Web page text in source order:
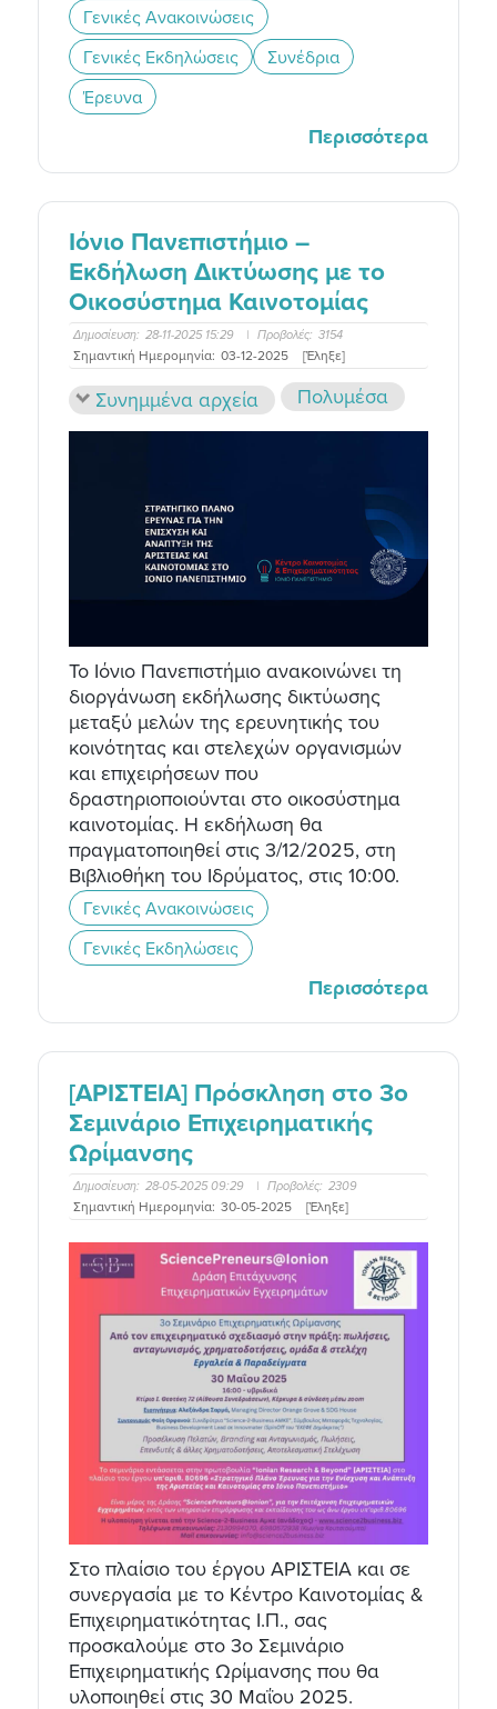
Γενικές Ανακοινώσεις
Γενικές Εκδηλώσεις
Συνέδρια
Έρευνα
Περισσότερα
Ιόνιο Πανεπιστήμιο –
Εκδήλωση Δικτύωσης με το
Οικοσύστημα Καινοτομίας
Δημοσίευση: 28-11-2025 15:29 | Προβολές: 3154
Σημαντική Ημερομηνία: 03-12-2025 [Έληξε]
Συνημμένα αρχεία Πολυμέσα
Το Ιόνιο Πανεπιστήμιο ανακοινώνει τη
διοργάνωση εκδήλωσης δικτύωσης
μεταξύ μελών της ερευνητικής του
κοινότητας και στελεχών οργανισμών
και επιχειρήσεων που
δραστηριοποιούνται στο οικοσύστημα
καινοτομίας. Η εκδήλωση θα
πραγματοποιηθεί στις 3/12/2025, στη
Βιβλιοθήκη του Ιδρύματος, στις 10:00.
Γενικές Ανακοινώσεις
Γενικές Εκδηλώσεις
Περισσότερα
[ΑΡΙΣΤΕΙΑ] Πρόσκληση στο 3o
Σεμινάριο Επιχειρηματικής
Ωρίμανσης
Δημοσίευση: 28-05-2025 09:29 | Προβολές: 2309
Σημαντική Ημερομηνία: 30-05-2025 [Έληξε]
Στο πλαίσιο του έργου ΑΡΙΣΤΕΙΑ και σε
συνεργασία με το Κέντρο Καινοτομίας &
Επιχειρηματικότητας Ι.Π., σας
προσκαλούμε στο 3ο Σεμινάριο
Επιχειρηματικής Ωρίμανσης που θα
υλοποιηθεί στις 30 Μαΐου 2025.